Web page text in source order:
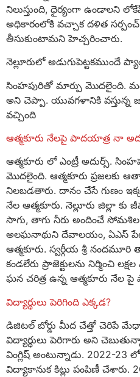
నిలుస్తుంది, ధైర్యంగా ఉండాలని
అధికారంలోకి వచ్చాక దళిత సర్పంచ్
తీసుకుంటామని హెచ్చరించారు.
నెల్లూరులో అడుగుపెట్టకముందే
సింహపురితో మార్పు మొదలైంది.
అని చెప్పా. యువగళానికి వస్తున్న
వచ్చింది
ఆత్మకూరు నేలపై పాదయాత్ర నా
ఆత్మకూరు లో ఎంట్రీ అదుర్స్.
మొదలైంది. ఆత్మకూరు ప్రజలకు
నిలబడతారు. దానం చేసే గుణం
నేల ఆత్మకూరు. నెల్లూరు జిల్లా
సాగు, తాగు నీరు అందించే
అలఘనాథుని దేవాలయం, ఏఎస్ పేట
ఆత్మకూరు. స్వర్గీయ శ్రీ
కండలేరు ప్రాజెక్టులను నిర్మించి
ఘన చరిత్ర ఉన్న ఆత్మకూరు నేల
విద్యార్థులు పెరిగింది ఎక్కడ?
డిజిటల్ బోర్డు మీద చేత్తో చెరిపే
విద్యార్థులు పెరిగారు అని
వింగ్లిష్ అంటున్నాడు. 2022-23 లో
విద్యాకానుక కిట్లు పంపిణీ చేశారు.